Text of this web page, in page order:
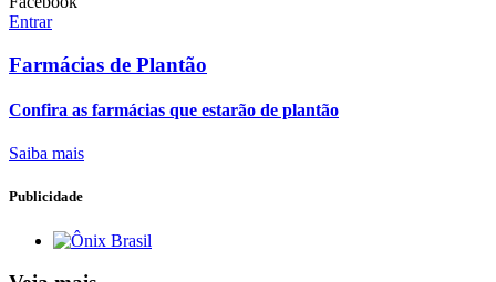
Entrar
Farmácias de Plantão
Confira as farmácias que estarão de plantão
Saiba mais
Publicidade